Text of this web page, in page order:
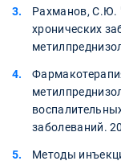
Рахманов, С.Ю.
хронических
заболеваний.
Методы